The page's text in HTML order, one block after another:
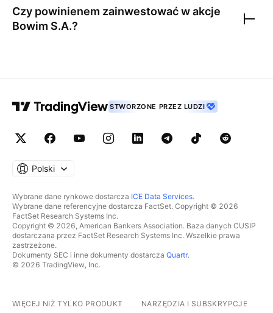
Czy powinienem zainwestować w akcje
Bowim S.A.?
STWORZONE PRZEZ LUDZI
Polski
Wybrane dane rynkowe dostarcza ICE Data Services.
Wybrane dane referencyjne dostarcza FactSet. Copyright © 2026
FactSet Research Systems Inc.
Copyright © 2026, American Bankers Association. Baza danych CUSIP
dostarczana przez FactSet Research Systems Inc. Wszelkie prawa
zastrzeżone.
Dokumenty SEC i inne dokumenty dostarcza Quartr.
© 2026 TradingView, Inc.
WIĘCEJ NIŻ TYLKO PRODUKT NARZĘDZIA I SUBSKRYPCJE